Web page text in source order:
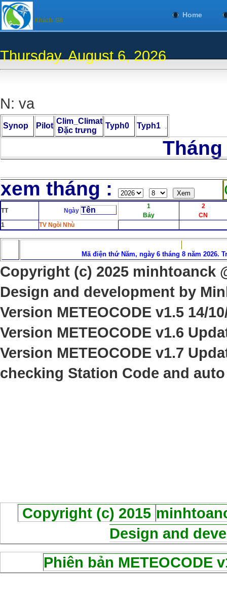
Home
Khách :98
Thursday, August 6, 2026
N: va
Synop Pilot
Clim_Climat
Đặc trưng
Typh0 Typh1 .
Tháng 8
xem tháng :
TT Ngày Tên
1
Bảy
2
CN
1
TV Ngòi Nhù
Mã điện thứ Năm, ngày 6 tháng 8 năm 2026.
Copyright (c) 2025 minhtoanck
Design and development by
Version METEOCODE v1.5 14/
Version METEOCODE v1.6
Version METEOCODE v1.7
checking Station Code and
Copyright (c) 2015
Design and
Phiên bản METEOCODE